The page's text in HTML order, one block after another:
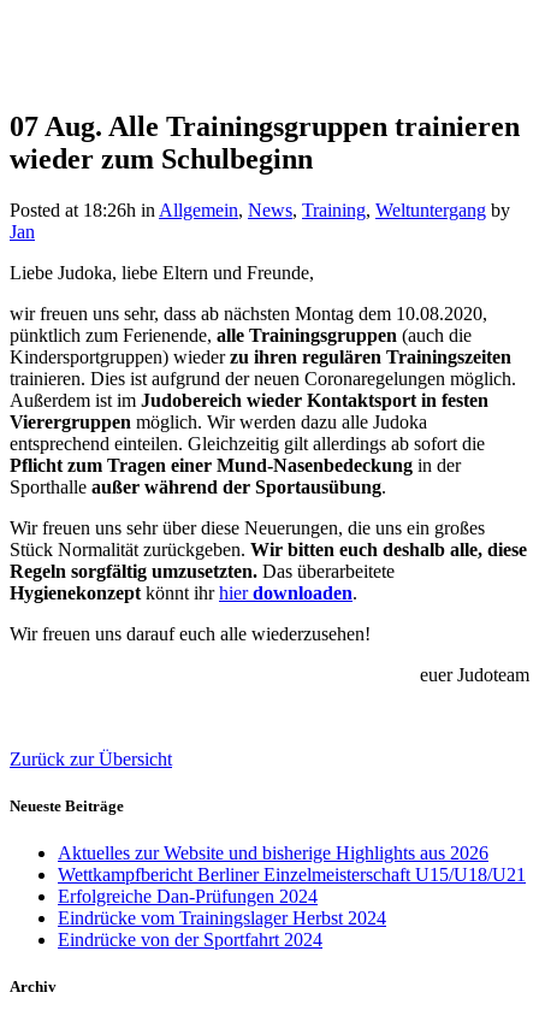
Alle Trainingsgruppen
trainieren wieder zum
Schulbeginn
07 Aug. Alle Trainingsgruppen trainieren
wieder zum Schulbeginn
Posted at 18:26h in Allgemein, News, Training, Weltuntergang by
Jan
Liebe Judoka, liebe Eltern und Freunde,
wir freuen uns sehr, dass ab nächsten Montag dem 10.08.2020,
pünktlich zum Ferienende, alle Trainingsgruppen (auch die
Kindersportgruppen) wiederzu ihren regulären Trainingszeiten
trainieren. Dies ist aufgrund der neuen Coronaregelungen möglich.
Außerdem ist im Judobereich wieder Kontaktsport in festen
Vierergruppen möglich. Wir werden dazu alle Judoka
entsprechend einteilen. Gleichzeitig gilt allerdings ab sofort die
Pflicht zum Tragen einer Mund-Nasenbedeckung in der
Sporthalle außer während der Sportausübung.
Wir freuen uns sehr über diese Neuerungen, die uns ein großes
Stück Normalität zurückgeben. Wir bitten euch deshalb alle, diese
Regeln sorgfältig umzusetzten. Das überarbeitete
Hygienekonzept könnt ihrhierdownloaden.
Wir freuen uns darauf euch alle wiederzusehen!
euer Judoteam
Zurück zur Übersicht
Neueste Beiträge
Aktuelles zur Website und bisherige Highlights aus 2026
Wettkampfbericht Berliner Einzelmeisterschaft U15/U18/U21
Erfolgreiche Dan-Prüfungen 2024
Eindrücke vom Trainingslager Herbst 2024
Eindrücke von der Sportfahrt 2024
Archiv